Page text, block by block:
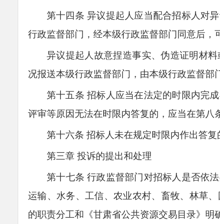
第十四条 异议提起人应当配合招标人对
行政监督部门，经本级行政监督部门同意后，
异议提起人故意捏造事实、伪造证明材
况报送本级行政监督部门，由本级行政监督部
第十五条 招标人应当在法定的时限内完
评审等原因无法在时限内答复的 ， 应当在第八
第十六条 招标人未在规定时限内作出答
第三章 投诉的提出和处理
第十七条 行政监督部门对招标人是否依
运输、水务、工信、农业农村、畜牧、林草
的职责分工和《甘肃省公共资源交易目录》明